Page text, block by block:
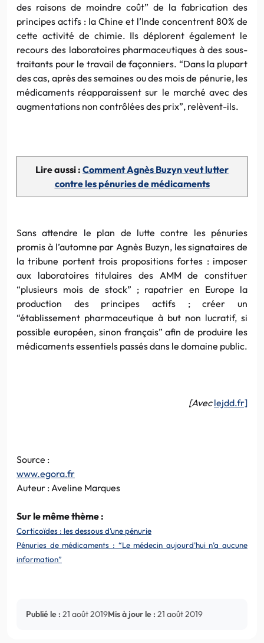
des raisons de moindre coût” de la fabrication des
principes actifs : la Chine et l’Inde concentrent 80% de
cette activité de chimie. Ils déplorent également le
recours des laboratoires pharmaceutiques à des sous-
traitants pour le travail de façonniers. “Dans la plupart
des cas, après des semaines ou des mois de pénurie, les
médicaments réapparaissent sur le marché avec des
augmentations non contrôlées des prix”, relèvent-ils.
Lire aussi : Comment Agnès Buzyn veut lutter
contre les pénuries de médicaments
Sans attendre le plan de lutte contre les pénuries
promis à l’automne par Agnès Buzyn, les signataires de
la tribune portent trois propositions fortes : imposer
aux laboratoires titulaires des AMM de constituer
“plusieurs mois de stock” ; rapatrier en Europe la
production des principes actifs ; créer un
“établissement pharmaceutique à but non lucratif, si
possible européen, sinon français” afin de produire les
médicaments essentiels passés dans le domaine public.
[Avec lejdd.fr]
Source :
www.egora.fr
Auteur : Aveline Marques
Sur le même thème :
Corticoïdes : les dessous d’une pénurie
Pénuries de médicaments : “Le médecin aujourd’hui n’a aucune
information”
Publié le : 21 août 2019Mis à jour le : 21 août 2019